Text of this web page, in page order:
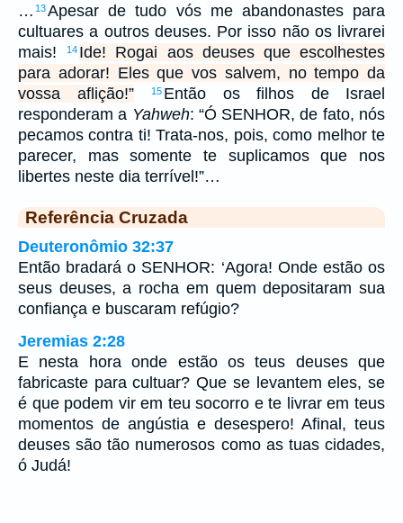
… 13Apesar de tudo vós me abandonastes para
cultuares a outros deuses. Por isso não os livrarei
mais!
14 Ide! Rogai aos deuses que escolhestes
para adorar! Eles que vos salvem, no tempo da
vossa aflição!”
15 Então os filhos de Israel
responderam a Yahweh: “Ó SENHOR, de fato, nós
pecamos contra ti! Trata-nos, pois, como melhor te
parecer, mas somente te suplicamos que nos
libertes neste dia terrível!”…
Referência Cruzada
Deuteronômio 32:37
Então bradará o SENHOR: ‘Agora! Onde estão os
seus deuses, a rocha em quem depositaram sua
confiança e buscaram refúgio?
Jeremias 2:28
E nesta hora onde estão os teus deuses que
fabricaste para cultuar? Que se levantem eles, se
é que podem vir em teu socorro e te livrar em teus
momentos de angústia e desespero! Afinal, teus
deuses são tão numerosos como as tuas cidades,
ó Judá!